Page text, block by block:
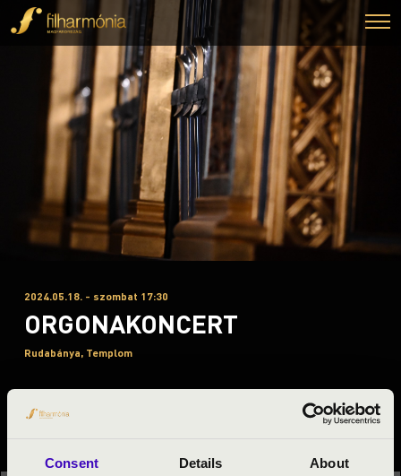
Consent Details About
2024.05.18. - szombat 17:30
ORGONAKONCERT
Rudabánya, Templom